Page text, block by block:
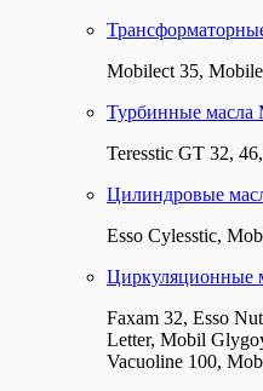
Mobilect 35,
Турбинные масла
Teresstic GT 32,
Цилиндровые
Esso Cylesstic,
Циркуляционные
Faxam 32, Esso
Letter, Mobil
Vacuoline 100,